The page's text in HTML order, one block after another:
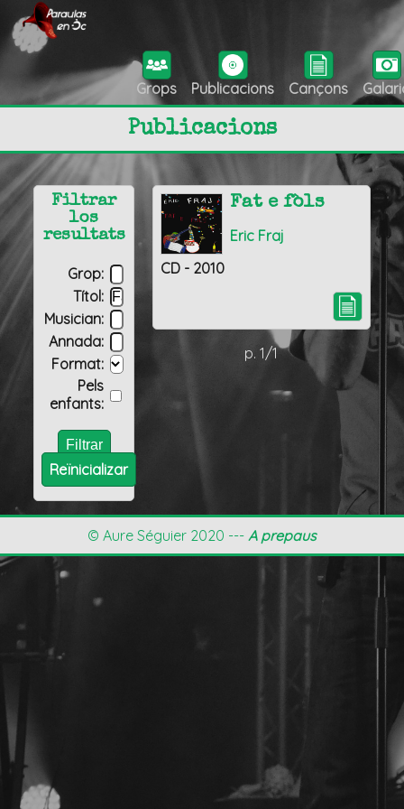
Grops Publicacions Cançons
Publicacions
Fat e fòls
Eric Fraj
CD - 2010
p. 1/1
Filtrar
los
resultats
Grop:
Títol:
Musician:
Annada:
Format:
Pels
enfants:
Reïnicializar
© Aure Séguier 2020 --- A prepaus